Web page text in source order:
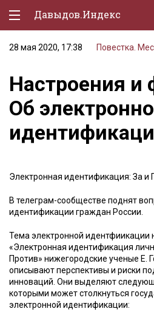
Давыдов.Индекс
Политическая жизнь
Экономика
Природа
Образование
Культура
Lifestyle
Мурзилка
28 мая 2020, 17:38 Повестка.
Настроения и
Об
Электронная идентификация: За и
В телеграм-сообществе поднят
идентификации граждан России.
Тема электронной идентфиикации
«Электронная идентификация
Против» нижегородские ученые Е.
описывают перспективы и риски
инноваций. Они выделяют
которыми может столкнуться
электронной идентификации: